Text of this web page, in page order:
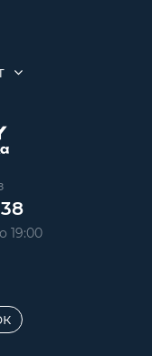
19:00